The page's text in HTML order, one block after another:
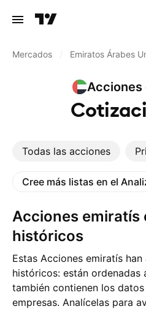
Mercados Emiratos Árabes
Acciones
Todas las acciones
Cree más listas en el
Acciones emiratís en máximos
históricos
Estas Acciones emiratís
históricos: están ordenadas
también contienen los
empresas. Analícelas para